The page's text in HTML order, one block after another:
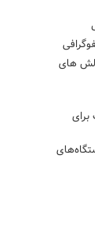
های
برای